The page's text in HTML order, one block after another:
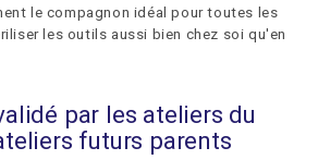
le compagnon idéal pour toutes les
les outils aussi bien chez soi qu'en
par les ateliers du
futurs parents